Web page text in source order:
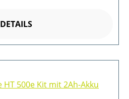
DETAILS